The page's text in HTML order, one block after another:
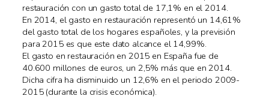
restauración con un gasto total de 17,1% en el 2014.
En 2014, el gasto en restauración representó un 14,61%
del gasto total de los hogares españoles, y la previsión
para 2015 es que este dato alcance el 14,99%.
El gasto en restauración en 2015 en España fue de
40.600 millones de euros, un 2,5% más que en 2014.
Dicha cifra ha disminuido un 12,6% en el periodo 2009-
2015 (durante la crisis económica).